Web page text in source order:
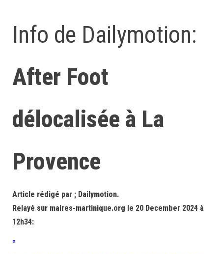
Info de Dailymotion:
After Foot
délocalisée à La
Provence
Article rédigé par ; Dailymotion.
Relayé sur maires-martinique.org le 20 December 2024 à
12h34:
«